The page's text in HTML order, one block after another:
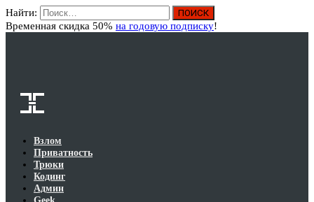
Найти:
Временная скидка 50% на годовую подписку!
Взлом
Приватность
Трюки
Кодинг
Админ